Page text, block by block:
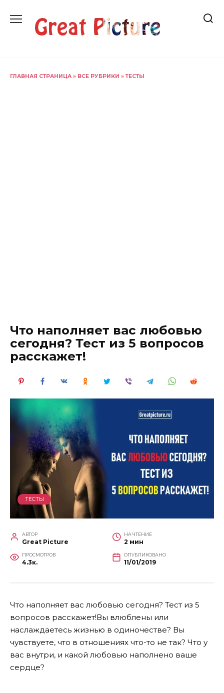
содержанию
ГЛАВНАЯ СТРАНИЦА » ВСЕ РУБРИКИ »ТЕСТЫ
Что наполняет вас любовью
сегодня? Тест из 5 вопросов
расскажет!
ТЕСТЫ
АВТОР
Great Picture
НА ЧТЕНИЕ
2 мин
ПРОСМОТРОВ
4.3к.
ОПУБЛИКОВАНО
11/01/2019
Что наполняет вас любовью сегодня? Тест из 5
вопросов расскажет!Вы влюблены или
наслаждаетесь жизнью в одиночестве? Вы
чувствуете, что в отношениях что-то не так? Что у
вас внутри, и какой любовью наполнено ваше
сердце?